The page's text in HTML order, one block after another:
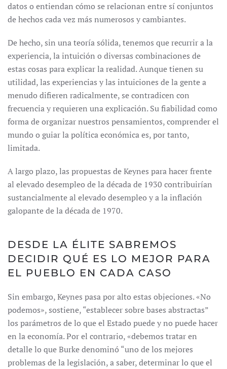
datos o entiendan cómo se relacionan entre sí conjuntos
de hechos cada vez más numerosos y cambiantes.
De hecho, sin una teoría sólida, tenemos que recurrir a la
experiencia, la intuición o diversas combinaciones de
estas cosas para explicar la realidad. Aunque tienen su
utilidad, las experiencias y las intuiciones de la gente a
menudo difieren radicalmente, se contradicen con
frecuencia y requieren una explicación. Su fiabilidad como
forma de organizar nuestros pensamientos, comprender el
mundo o guiar la política económica es, por tanto,
limitada.
A largo plazo, las propuestas de Keynes para hacer frente
al elevado desempleo de la década de 1930 contribuirían
sustancialmente al elevado desempleo y a la inflación
galopante de la década de 1970.
DESDE LA ÉLITE SABREMOS
DECIDIR QUÉ ES LO MEJOR PARA
EL PUEBLO EN CADA CASO
Sin embargo, Keynes pasa por alto estas objeciones. «No
podemos», sostiene, “establecer sobre bases abstractas”
los parámetros de lo que el Estado puede y no puede hacer
en la economía. Por el contrario, «debemos tratar en
detalle lo que Burke denominó “uno de los mejores
problemas de la legislación, a saber, determinar lo que el